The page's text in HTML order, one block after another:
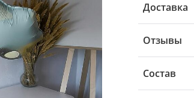
Доставка
Отзывы
Состав